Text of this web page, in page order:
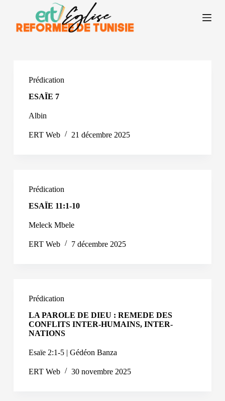
Prédication
ESAÏE 7
Albin
ERT Web 21 décembre 2025
Prédication
ESAÏE 11:1-10
Meleck Mbele
ERT Web 7 décembre 2025
Prédication
LA PAROLE DE DIEU : REMEDE DES
CONFLITS INTER-HUMAINS, INTER-
NATIONS
Esaïe 2:1-5 | Gédéon Banza
ERT Web 30 novembre 2025